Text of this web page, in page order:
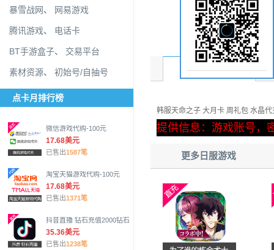
暴雪战网、 网易游戏
腾讯游戏、 电话卡
BT手游盒子、 交易平台
素材资源、 初始号/自抽号
点卡月排行榜
微信游戏代购-100元
17.68美元
已售出1587笔
淘宝天猫游戏代购-100元
17.68美元
已售出1371笔
抖音直播 钻石充值2000钻石
35.36美元
已售出1238笔
商品介绍
韩服天命之子 大月卡 周礼包 水晶代
提供信息：游戏账号，
更多日服游戏